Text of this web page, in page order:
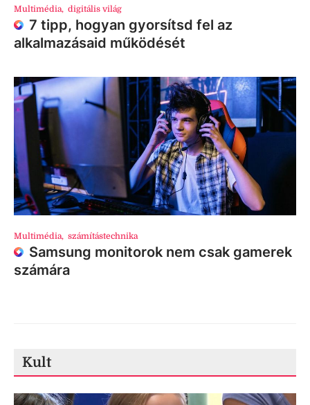
Multimédia, digitális világ
7 tipp, hogyan gyorsítsd fel az
alkalmazásaid működését
Multimédia, számítástechnika
Samsung monitorok nem csak gamerek
számára
Kult